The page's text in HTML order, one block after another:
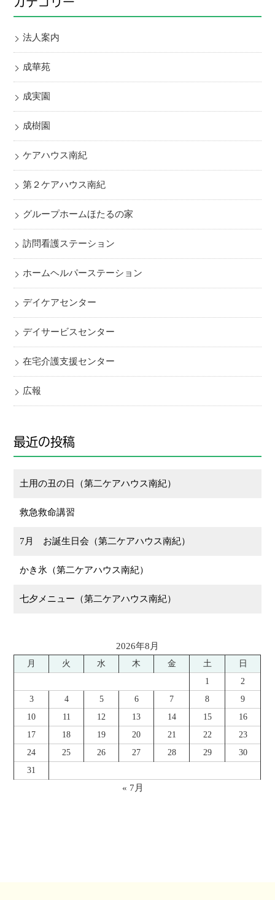
法人案内
成華苑
成実園
成樹園
ケアハウス南紀
第２ケアハウス南紀
グループホームほたるの家
訪問看護ステーション
ホームヘルパーステーション
デイケアセンター
デイサービスセンター
在宅介護支援センター
広報
最近の投稿
土用の丑の日（第二ケアハウス南紀）
救急救命講習
7月 お誕生日会（第二ケアハウス南紀）
かき氷（第二ケアハウス南紀）
七夕メニュー（第二ケアハウス南紀）
2026年8月
月 火 水 木 金 土
日
1
2
3
4 5 6 7 8
9
10
11 12 13 14 15
16
17
18 19 20 21 22
23
24
25 26 27 28 29
30
31
« 7月